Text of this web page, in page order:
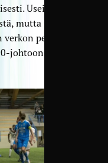
Useimmat
mutta Omar
perukoille
johtoon.